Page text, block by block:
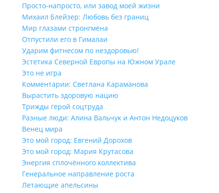
Просто-напросто, или завод моей жизни
Михаил Блейзер: Любовь без границ
Мир глазами стронгмена
Отпустили его в Гималаи
Ударим фитнесом по нездоровью!
Эстетика Северной Европы на Южном Урале
Это не игра
Комментарии: Светлана Караманова
Вырастить здоровую нацию
Трижды герой соцтруда
Разные люди: Алина Вальчук и Антон Недоцуков
Венец мира
Это мой город: Евгений Дорохов
Это мой город: Мария Крутасова
Энергия сплочённого коллектива
Генеральное направление роста
Летающие апельсины